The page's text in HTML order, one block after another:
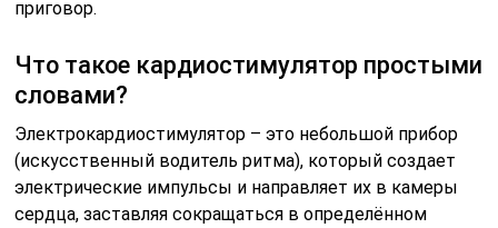
приговор.
Что такое кардиостимулятор простыми
словами?
Электрокардиостимулятор – это небольшой прибор
(искусственный водитель ритма), который создает
электрические импульсы и направляет их в камеры
сердца, заставляя сокращаться в определённом